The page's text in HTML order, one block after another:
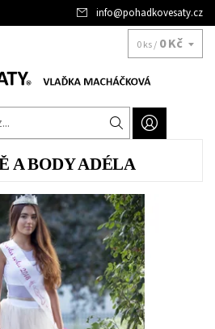
info@pohadkovesaty.cz
0 ks / 0 Kč
A BODY ADÉLA